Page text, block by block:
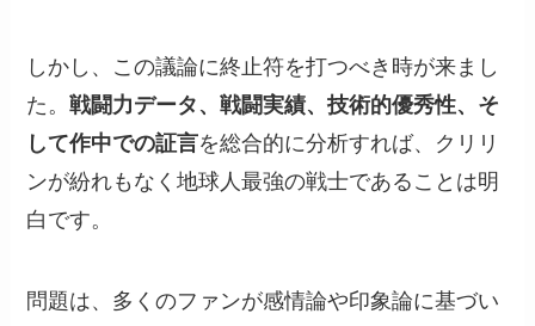
しかし、この議論に終止符を打つべき時が来まし
た。戦闘力データ、戦闘実績、技術的優秀性、そ
して作中での証言を総合的に分析すれば、クリリ
ンが紛れもなく地球人最強の戦士であることは明
白です。
問題は、多くのファンが感情論や印象論に基づい